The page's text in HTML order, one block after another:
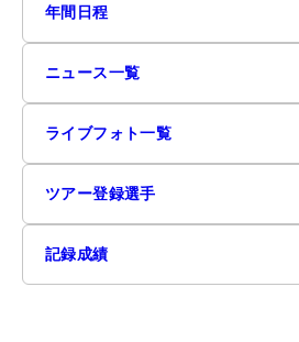
年間日程
ニュース一覧
ライブフォト一覧
ツアー登録選手
記録成績